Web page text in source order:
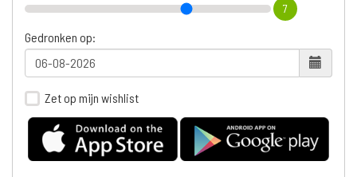
7
Gedronken op:
Zet op mijn wishlist